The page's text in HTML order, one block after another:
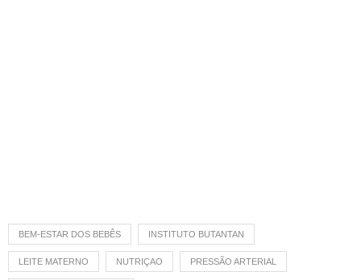
BEM-ESTAR DOS BEBÊS INSTITUTO BUTANTAN
LEITE MATERNO NUTRIÇAO PRESSÃO ARTERIAL